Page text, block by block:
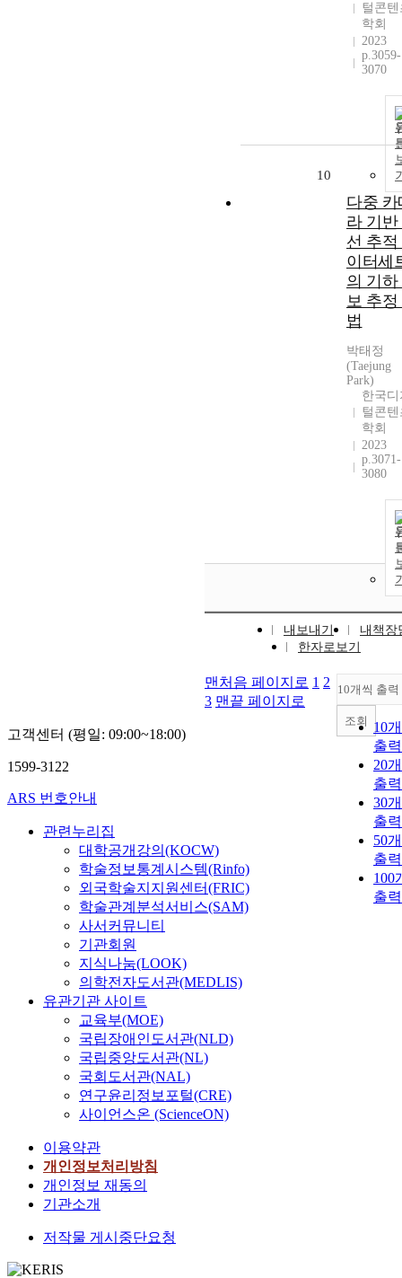
털콘텐
학회
2023
p.3059-
3070
10
다중 카
라 기반
선 추적
이터세
의 기하
보 추정
법
박태정
(Taejung
Park)
한국디
털콘텐
학회
2023
p.3071-
3080
내보내기
내책장
한자로보기
10개씩 출력
10
출력
20
출력
30
출력
50
출력
100
출력
조회
맨처음 페이지로 1 2
3 맨끝 페이지로
고객센터 (평일: 09:00~18:00)
1599-3122
ARS 번호안내
관련누리집
대학공개강의(KOCW)
학술정보통계시스템(Rinfo)
외국학술지지원센터(FRIC)
학술관계분석서비스(SAM)
사서커뮤니티
기관회원
지식나눔(LOOK)
의학전자도서관(MEDLIS)
유관기관 사이트
교육부(MOE)
국립장애인도서관(NLD)
국립중앙도서관(NL)
국회도서관(NAL)
연구윤리정보포털(CRE)
사이언스온 (ScienceON)
이용약관
개인정보처리방침
개인정보 재동의
기관소개
저작물 게시중단요청